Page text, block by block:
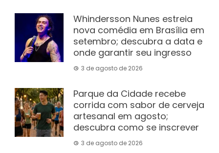
Whindersson Nunes estreia
nova comédia em Brasília em
setembro; descubra a data e
onde garantir seu ingresso
3 de agosto de 2026
Parque da Cidade recebe
corrida com sabor de cerveja
artesanal em agosto;
descubra como se inscrever
3 de agosto de 2026